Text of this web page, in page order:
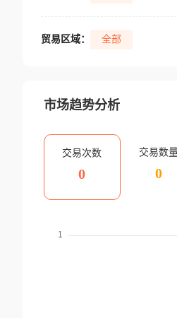
贸易区域： 全部
市场趋势分析
交易次数
0
交易数
0